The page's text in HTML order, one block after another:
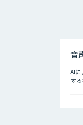
音
AI
す